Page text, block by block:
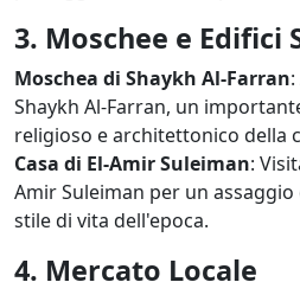
3. Moschee e Edifici
Moschea di Shaykh Al-Farran
Shaykh Al-Farran, un
religioso e architettonico della
Casa di El-Amir Suleiman:
Amir Suleiman per un
stile di vita dell'epoca.
4. Mercato Locale